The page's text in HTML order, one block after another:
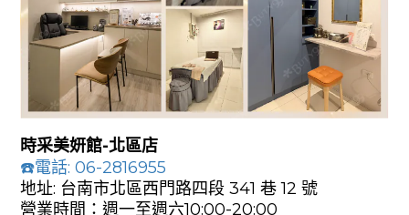
時采美妍館-北區店
☎️電話: 06-2816955
地址: 台南市北區西門路四段 341 巷 12 號
營業時間：週一至週六10:00-20:00